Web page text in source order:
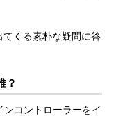
くる素朴な疑問に答
？
コントローラーをイ